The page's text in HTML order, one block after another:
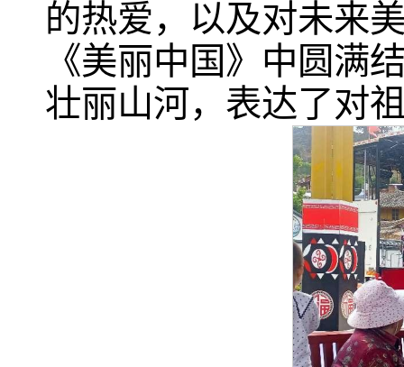
的热爱，以及对未来
《美丽中国》中圆满
壮丽山河，表达了对